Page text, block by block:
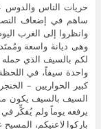
حريات الناس والدوس
ساهم في إضعاف
وانظروا إلى الغرب
وهى ديانة واسعة
لكم بالسيف الذي
واحدة سيفاً، في
كبير الحواريين –
السيف بالسيف يكون
يرفعه يوماً ولم يُفكِّر
باركوا لاعنيكم،